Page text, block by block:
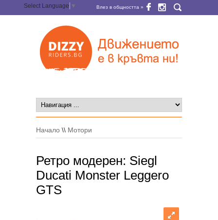
Select Language ▼ Влез в общността »
Начало \\ Мотори
Ретро модерен: Siegl
Ducati Monster Leggero
GTS